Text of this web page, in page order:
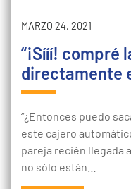
MARZO 24, 2021
“¡Sííí! compré
directamente
“¿Entonces puedo
este cajero
pareja recién llegada
no sólo están…